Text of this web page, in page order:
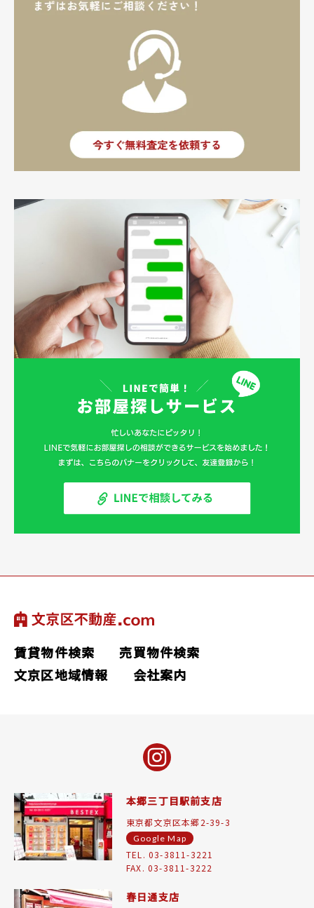
賃貸物件検索
売買物件検索
文京区地域情報
会社案内
本郷三丁目駅前支店
東京都文京区本郷2-39-3
Google Map
TEL. 03-3811-3221
FAX. 03-3811-3222
春日通支店